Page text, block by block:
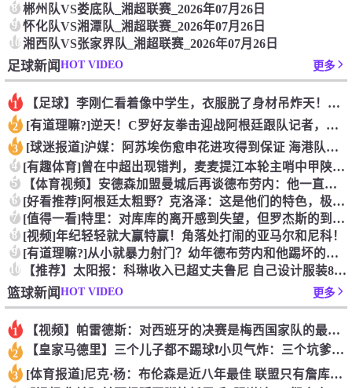
8 郴州队VS娄底队_湘超联赛_2026年07月26日
9 怀化队VS湘潭队_湘超联赛_2026年07月26日
10湘西队VS张家界队_湘超联赛_2026年07月26日
足球新闻HOT VIDEO 更多
1 【足球】李刚仁看着像中学生，衣服脱了身材吊炸天！怪不得对抗上
2 [有道理嘛?]逆天！C罗好友拳击迎战阿根廷跟队记者，C罗好友
3 [球迷报道]沪媒：阿苏埃伤愈申花进攻得到保证 海港队基本没有
4 [有趣体育]曾在中超出现错判，麦麦提江本轮主哨中甲陕西联合v
5 【体育视频】安德森加盟曼城后再谈德布劳内：他一直是我非常仰慕
6 [好看推荐]阿根廷太粗野？克洛泽：这是他们的特色，极其强调对
7 [值得一看]特里：对库库的离开感到失望，但罗杰斯的到来又让我
8 [视频]年纪轻轻就大赢特赢！角落处打闹的亚马尔和尼科！
9 [有道理嘛?]从小就暴力射门？幼年德布劳内和他踢坏的树篱！
10 【推荐】太阳报：科琳收入已超丈夫鲁尼 自己设计服装8岁儿子当
篮球新闻HOT VIDEO 更多
1 【视频】帕雷德斯：对西班牙的决赛是梅西国家队的最后一场比赛
2 【皇家马德里】三个儿子都不踢球❗️小贝气炸：三个坑爹货，只能
3 [体育报道]尼克·杨：布伦森是近八年最佳 联盟只有詹库杜能媲